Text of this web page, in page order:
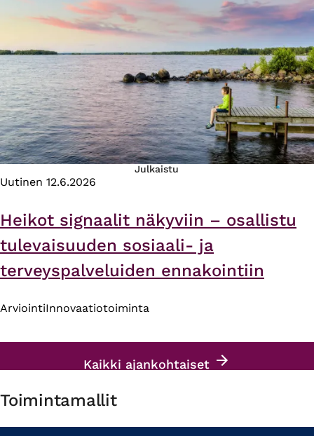
Julkaistu
Uutinen 12.6.2026
Heikot signaalit näkyviin – osallistu
tulevaisuuden sosiaali- ja
terveyspalveluiden ennakointiin
ArviointiInnovaatiotoiminta
Kaikki ajankohtaiset
Toimintamallit